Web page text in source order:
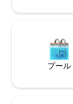
7.8.12.1.2.3月は
ト、1週間以上の
わせ頂ければ未
能かお調べします。 ◾️冬季の除雪は定
にスタッフを派
翌朝の必要最低
プール